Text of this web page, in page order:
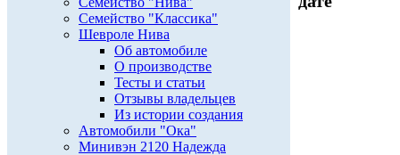
Семейство "Классика"
Шевроле Нива
Об автомобиле
О производстве
Тесты и статьи
Отзывы владельцев
Из истории создания
Автомобили "Ока"
Минивэн 2120 Надежда